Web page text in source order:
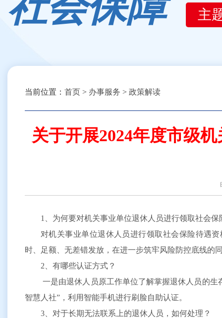
主
当前位置： 首页 > 办事服务 > 政策解读
关于开展2024年度市级
1、为何要对机关事业单位退休人员进行领取社会
对机关事业单位退休人员进行领取社会保险待遇
时、足额、无差错发放，在进一步筑牢风险防控底线的
2、有哪些认证方式？
一是由退休人员原工作单位了解掌握退休人员的
智慧人社”，利用智能手机进行刷脸自助认证。
3、对于长期无法联系上的退休人员，如何处理？